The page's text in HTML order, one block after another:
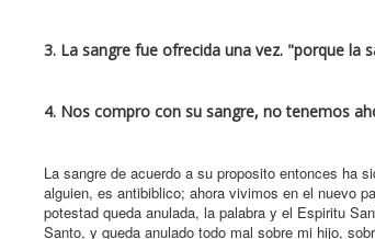
3. La sangre fue ofrecida una vez. "porque la
4. Nos compro con su sangre, no tenemos
La sangre de acuerdo a su proposito entonces ha
alguien, es antibiblico; ahora vivimos en el nuevo
potestad queda anulada, la palabra y el Espiritu
Santo, y queda anulado todo mal sobre mi hijo,